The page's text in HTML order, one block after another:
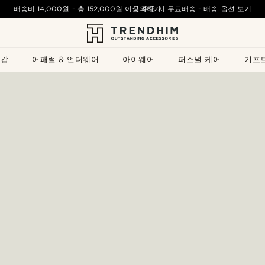
어패럴 & 언더웨어 아이웨어 퍼스널 케어 기프
배송비14,000원 - 총 152,000원 이상 주문 시 무료배송- 배송 옵션 보기
문의하기